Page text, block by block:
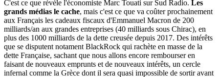
C'est ce que révèle l'économiste Marc Touati sur Sud Radio. Les
grands médias le cache, mais c'est ce que va coûter prochainement
aux Français les cadeaux fiscaux d'Emmanuel Macron de 200
milliards/an aux grandes entreprises (40 milliards sous Chirac), en
plus des 1000 milliards de la dette creusée depuis 2017. Des intérêts
que se disputent notament BlackRock qui rachète en masse de la
dette Française, sachant que nous allons encore rembourser en
faisant de nouveaux emprunts et de nouveaux intérêts, un cercle
infernal comme la Grèce dont il sera quasi impossible de sortir avant